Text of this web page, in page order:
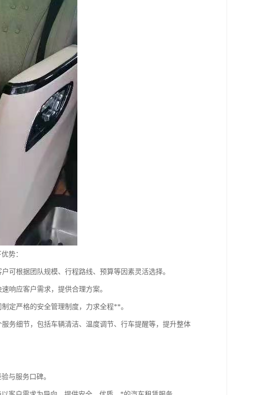
势：
可根据团队规模、行程路线、预算等因素灵活选择。
响应客户需求，提供合理方案。
定严格的安全管理制度，力求全程**。
务细节，包括车辆清洁、温度调节、行车提醒等，提升整体
与服务口碑。